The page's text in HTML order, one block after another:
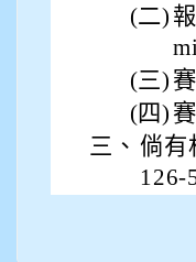
(二)
(三)
(四)
三、 倘有
126-